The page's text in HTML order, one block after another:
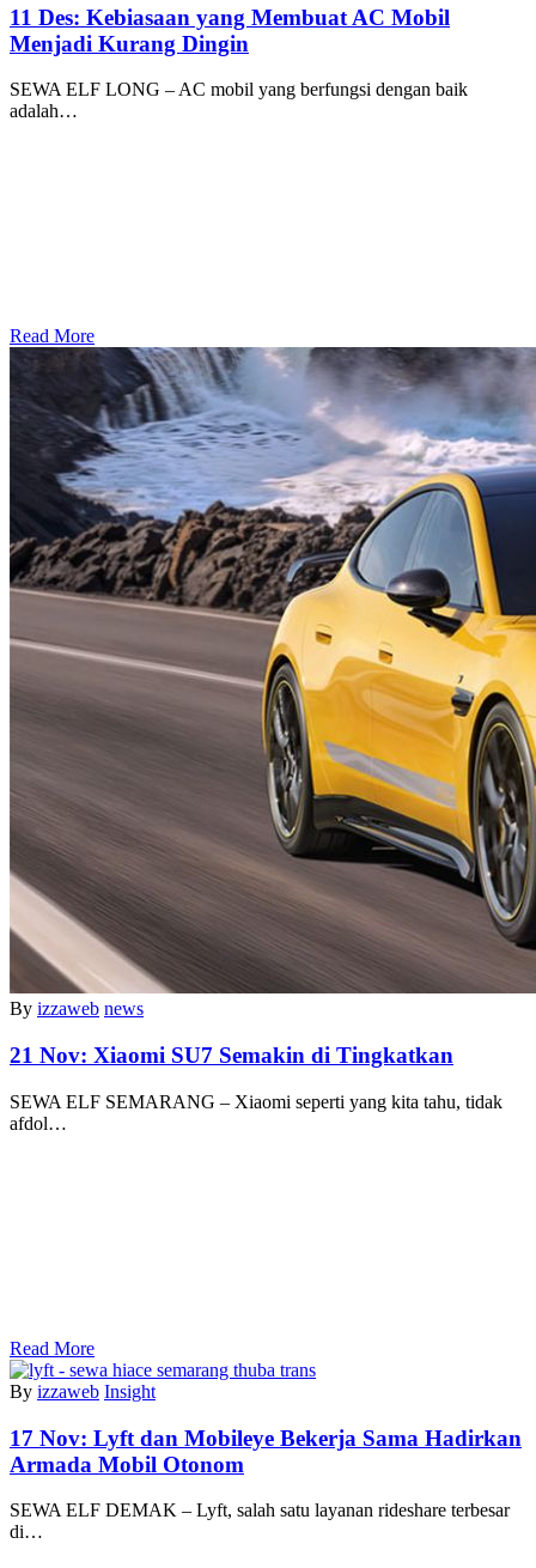
11 Des: Kebiasaan yang Membuat AC Mobil
Menjadi Kurang Dingin
SEWA ELF LONG – AC mobil yang berfungsi dengan baik
adalah…
Read More
By izzaweb news
21 Nov: Xiaomi SU7 Semakin di Tingkatkan
SEWA ELF SEMARANG – Xiaomi seperti yang kita tahu, tidak
afdol…
Read More
By izzaweb Insight
17 Nov: Lyft dan Mobileye Bekerja Sama Hadirkan
Armada Mobil Otonom
SEWA ELF DEMAK – Lyft, salah satu layanan rideshare terbesar
di…